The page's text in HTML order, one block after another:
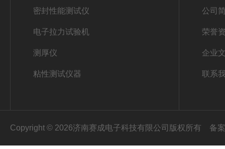
密封性能测试仪
电子拉力试验机
测厚仪
粘性测试仪器
公司
荣誉
企业
联系
Copyright © 2026济南赛成电子科技有限公司版权所有 备